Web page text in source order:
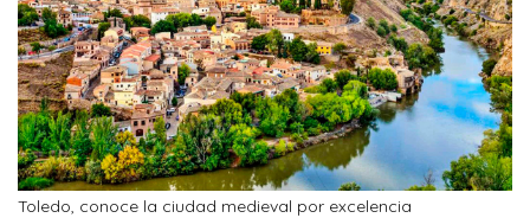
Toledo, conoce la ciudad medieval por excelencia